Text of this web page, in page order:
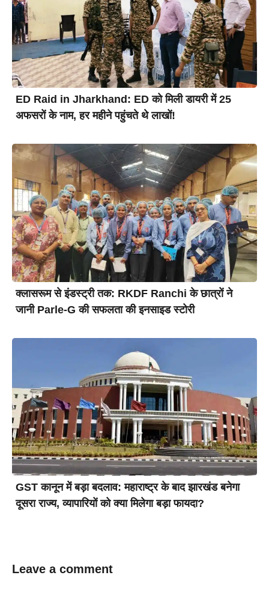
ED Raid in Jharkhand: ED को मिली डायरी में 25
अफसरों के नाम, हर महीने पहुंचते थे लाखों!
क्लासरूम से इंडस्ट्री तक: RKDF Ranchi के छात्रों ने
जानी Parle-G की सफलता की इनसाइड स्टोरी
GST कानून में बड़ा बदलाव: महाराष्ट्र के बाद झारखंड बनेगा
दूसरा राज्य, व्यापारियों को क्या मिलेगा बड़ा फायदा?
Leave a comment